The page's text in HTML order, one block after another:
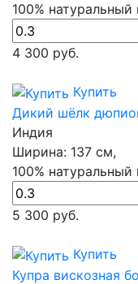
100% натуральный
4 300руб.
Купить
Дикий шёлк дюпион
Индия
Ширина: 137 см,
100% натуральный
5 300руб.
Купить
Купра вискозная